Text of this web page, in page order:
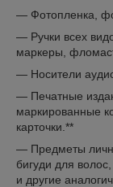
— Фотопленка,
— Ручки всех
маркеры,
— Носители
— Печатные
маркированные
карточки.**
— Предметы
бигуди для
и другие